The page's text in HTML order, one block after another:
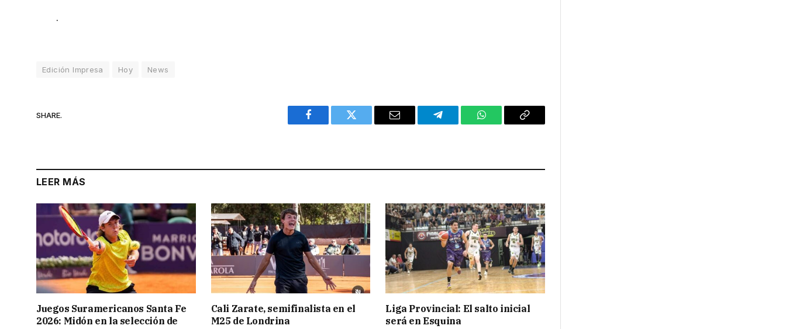
.
Edición Impresa Hoy News
SHARE.
Facebook Twitter Email Telegram WhatsAppCopy
LEER MÁS
Juegos Suramericanos Santa Fe
2026: Midón en la selección de
Cali Zarate, semifinalista en el
M25 de Londrina
Liga Provincial: El salto inicial
será en Esquina